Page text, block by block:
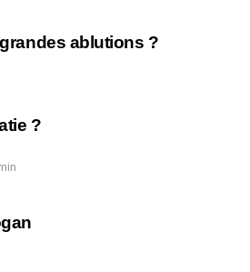
ablutions ?
?